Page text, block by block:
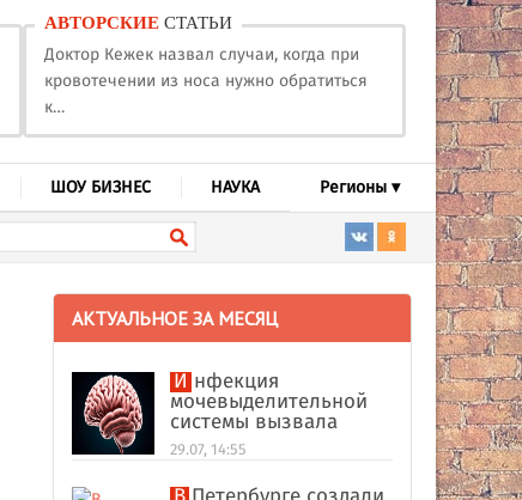
АВТОРСКИЕ СТАТЬИ
Доктор Кежек назвал случаи, когда при
кровотечении из носа нужно обратиться
к…
ШОУ БИЗНЕС НАУКА Регионы ▾
АКТУАЛЬНОЕ ЗА МЕСЯЦ
Инфекция
мочевыделительной
системы вызвала
абсцесс мозга у
американки
29.07, 14:55